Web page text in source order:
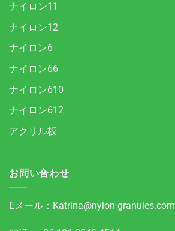
ナイロン11
ナイロン12
ナイロン6
ナイロン66
ナイロン610
ナイロン612
アクリル板
お問い合わせ
Eメール： Katrina@nylon-granules.com